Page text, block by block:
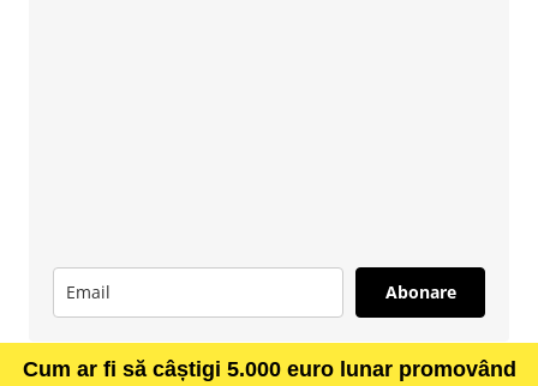
Abonare
Cum ar fi să câștigi 5.000 euro lunar promovând